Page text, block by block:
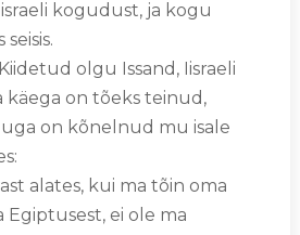
kogudust, ja kogu
olgu Issand, Iisraeli
käega on tõeks teinud,
on kõnelnud mu isale
alates, kui ma tõin oma
Egiptusest, ei ole ma